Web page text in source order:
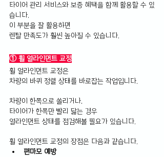
타이어 관리 서비스와 보증 혜택을 함께 활용할 수 있
습니다.
이 부분을 잘 활용하면
렌탈 만족도가 훨씬 높아질 수 있습니다.
① 휠 얼라인먼트 교정
휠 얼라인먼트 교정은
차량의 바퀴 정렬 상태를 바로잡는 작업입니다.
차량이 한쪽으로 쏠리거나,
타이어가 한쪽만 빨리 닳는 경우
얼라인먼트 상태를 점검해볼 필요가 있습니다.
휠 얼라인먼트 교정의 장점은 다음과 같습니다.
편마모 예방